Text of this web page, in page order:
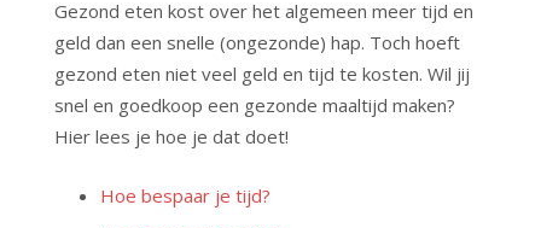
Gezond eten kost over het algemeen meer tijd en
geld dan een snelle (ongezonde) hap. Toch hoeft
gezond eten niet veel geld en tijd te kosten. Wil jij
snel en goedkoop een gezonde maaltijd maken?
Hier lees je hoe je dat doet!
Hoe bespaar je tijd?